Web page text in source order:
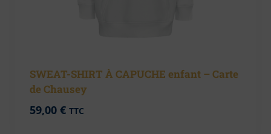
SWEAT-SHIRT À CAPUCHE enfant – Carte
de Chausey
59,00 € TTC